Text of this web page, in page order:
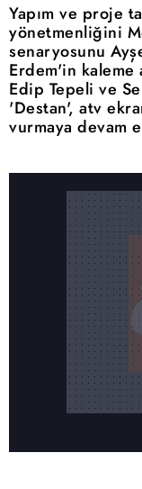
Yapım ve proje
yönetmenliğini
senaryosunu
Erdem'in kaleme
Edip Tepeli ve
'Destan', atv
vurmaya devam